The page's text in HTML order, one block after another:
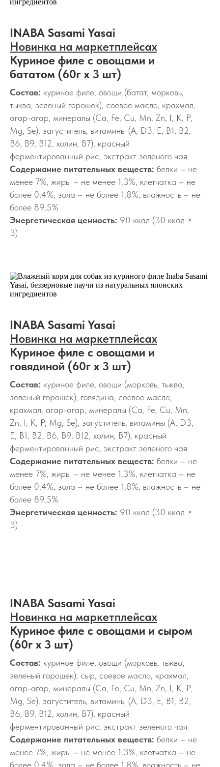
INABA Sasami Yasai
Новинка на маркетплейсах
Куриное филе с овощами и
бататом (60г х 3 шт)
Состав: куриное филе, овощи (батат, морковь,
тыква, зеленый горошек), соевое масло, крахмал,
агар-агар, минералы (Ca, Fe, Cu, Mn, Zn, I, K, P,
Mg, Se), загуститель, витамины (A, D3, E, B1, B2,
B6, B9, B12, холин, B7), красный
ферментированный рис, экстракт зеленого чая
Содержание питательных веществ: белки – не
менее 7%, жиры – не менее 1,3%, клетчатка – не
более 0,4%, зола – не более 1,8%, влажность – не
более 89,5%
Энергетическая ценность: 90 ккал (30 ккал ×
3)
INABA Sasami Yasai
Новинка на маркетплейсах
Куриное филе с овощами и
говядиной (60г х 3 шт)
Состав: куриное филе, овощи (морковь, тыква,
зеленый горошек), говядина, соевое масло,
крахмал, агар-агар, минералы (Ca, Fe, Cu, Mn,
Zn, I, K, P, Mg, Se), загуститель, витамины (A, D3,
E, B1, B2, B6, B9, B12, холин, B7), красный
ферментированный рис, экстракт зеленого чая
Содержание питательных веществ: белки – не
менее 7%, жиры – не менее 1,3%, клетчатка – не
более 0,4%, зола – не более 1,8%, влажность – не
более 89,5%
Энергетическая ценность: 90 ккал (30 ккал ×
3)
INABA Sasami Yasai
Новинка на маркетплейсах
Куриное филе с овощами и сыром
(60г х 3 шт)
Состав: куриное филе, овощи (морковь, тыква,
зеленый горошек), сыр, соевое масло, крахмал,
агар-агар, минералы (Ca, Fe, Cu, Mn, Zn, I, K, P,
Mg, Se), загуститель, витамины (A, D3, E, B1, B2,
B6, B9, B12, холин, B7), красный
ферментированный рис, экстракт зеленого чая
Содержание питательных веществ: белки – не
менее 7%, жиры – не менее 1,3%, клетчатка – не
более 0,4%, зола – не более 1,8%, влажность – не